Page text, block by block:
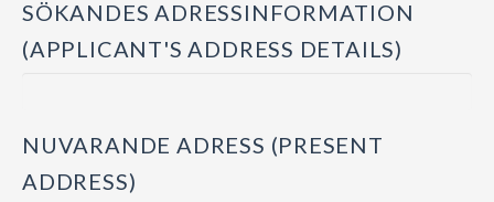
SÖKANDES ADRESSINFORMATION
(APPLICANT'S ADDRESS DETAILS)
NUVARANDE ADRESS (PRESENT
ADDRESS)